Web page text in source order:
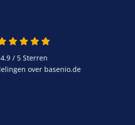
4.9 van 5
4.9 / 5Sterren
over basenio.de